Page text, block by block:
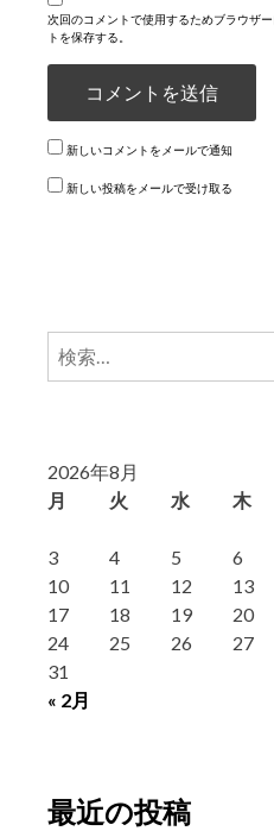
次回のコメントで使用するためブラウザ
トを保存する。
新しいコメントをメールで通知
新しい投稿をメールで受け取る
検
2026年8月
月
火 水 木
« 2月
3
4 5 6
10
11 12 13
17
18 19 20
24
25 26 27
31
最近の投稿